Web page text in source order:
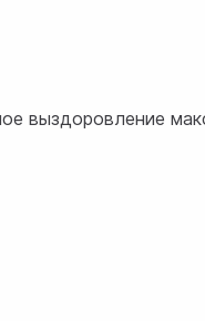
выздоровление